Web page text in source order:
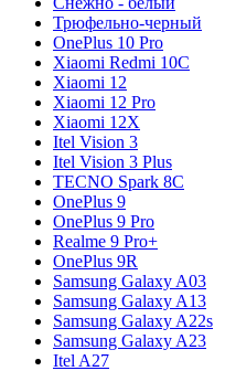
Трюфельно-черный
OnePlus 10 Pro
Xiaomi Redmi 10C
Xiaomi 12
Xiaomi 12 Pro
Xiaomi 12X
Itel Vision 3
Itel Vision 3 Plus
TECNO Spark 8C
OnePlus 9
OnePlus 9 Pro
Realme 9 Pro+
OnePlus 9R
Samsung Galaxy A03
Samsung Galaxy A13
Samsung Galaxy A22s
Samsung Galaxy A23
Itel A27